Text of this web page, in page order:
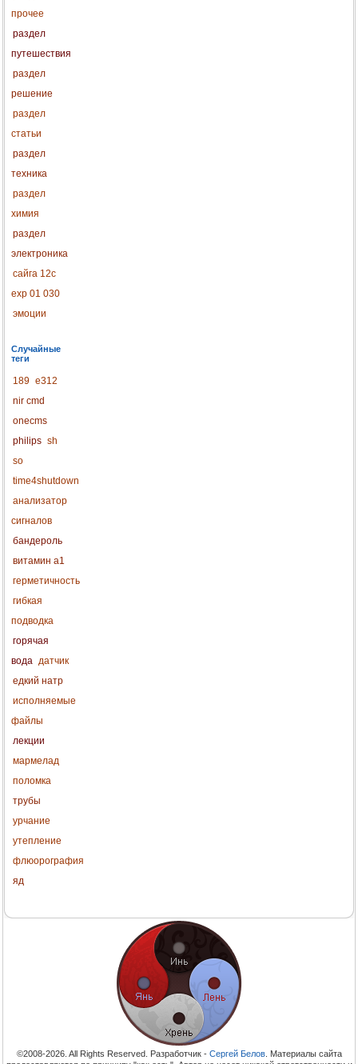
прочее
раздел
путешествия
раздел
решение
раздел
статьи
раздел
техника
раздел
химия
раздел
электроника
сайга 12с
exp 01 030
эмоции
Случайные
теги
189 e312
nir cmd
onecms
philips sh
so
time4shutdown
анализатор
сигналов
бандероль
витамин a1
герметичность
гибкая
подводка
горячая
вода датчик
едкий натр
исполняемые
файлы
лекции
мармелад
поломка
трубы
урчание
утепление
флюорография
яд
©2008-2026. All Rights Reserved. Разработчик - Сергей Белов. Материалы сайта